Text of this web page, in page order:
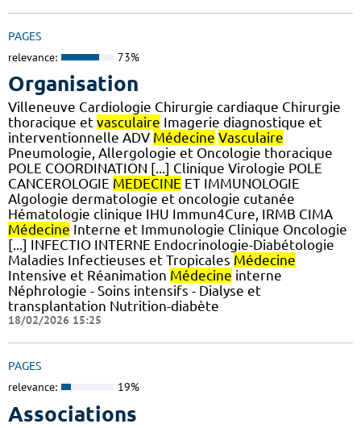
PAGES
relevance: 73%
Organisation
Villeneuve Cardiologie Chirurgie cardiaque Chirurgie
thoracique et vasculaire Imagerie diagnostique et
interventionnelle ADV Médecine Vasculaire
Pneumologie, Allergologie et Oncologie thoracique
POLE COORDINATION [...] Clinique Virologie POLE
CANCEROLOGIE MEDECINE ET IMMUNOLOGIE
Algologie dermatologie et oncologie cutanée
Hématologie clinique IHU Immun4Cure, IRMB CIMA
Médecine Interne et Immunologie Clinique Oncologie
[...] INFECTIO INTERNE Endocrinologie-Diabétologie
Maladies Infectieuses et Tropicales Médecine
Intensive et Réanimation Médecine interne
Néphrologie - Soins intensifs - Dialyse et
transplantation Nutrition-diabète
18/02/2026 15:25
PAGES
relevance: 19%
Associations